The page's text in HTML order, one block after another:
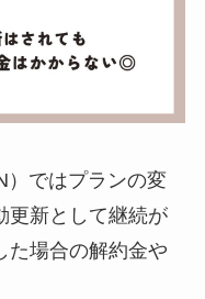
）ではプランの変
更新として継続が
た場合の解約金や